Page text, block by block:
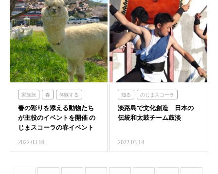
家族旅 春 体験する
のじまスコーラ
春の彩りを添える動物たち
が主役のイベントを開催 の
じまスコーラの春イベント
2022.03.16
知る のじまスコーラ
淡路島で文化創造 日本の
伝統和太鼓チーム鼓淡
2022.03.14